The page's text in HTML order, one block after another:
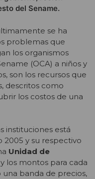
del Sename.
se ha
problemas que
los organismos
(OCA) a niños y
son los recursos que
descritos como
los costos de una
instituciones está
2005 y su respectivo
Unidad de
y los montos para cada
banda de precios,